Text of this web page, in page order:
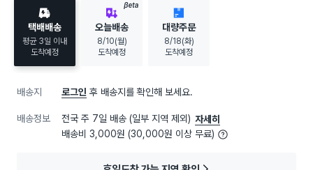
택배배송
평균 3일 이내
도착예정
BETA
오늘배송
8/10(월)
도착예정
대량주문
8/18(화)
도착예정
배송지 로그인 후 배송지를 확인해 보세요.
배송정보 전국 주 7일 배송 (일부 지역 제외) 자세히
배송비 3,000원 (30,000원 이상 무료)